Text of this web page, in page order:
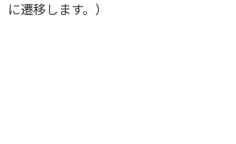
に遷移します。）